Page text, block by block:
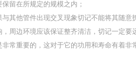
留在所规定的规模之内；
其他管件出现交叉现象切记不能将其随意
周边环境应该保证整齐清洁，切记一定要
常重要的，这对于它的功用和寿命有着非